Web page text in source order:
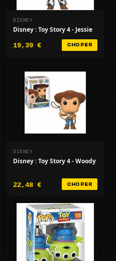
DISNEY
Disney : Toy Story 4 - Jessie
19,39 € CHOPER
DISNEY
Disney : Toy Story 4 - Woody
22,48 € CHOPER